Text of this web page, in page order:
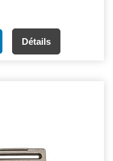
Détails